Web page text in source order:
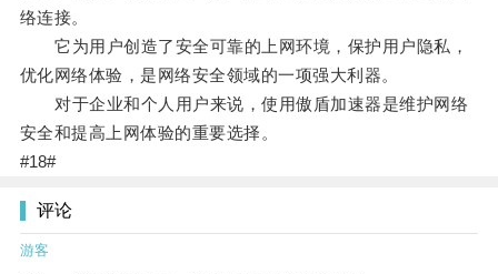
络连接。
它为用户创造了安全可靠的上网环境，保护用户隐私，
优化网络体验，是网络安全领域的一项强大利器。
对于企业和个人用户来说，使用傲盾加速器是维护网络
安全和提高上网体验的重要选择。
#18#
评论
游客